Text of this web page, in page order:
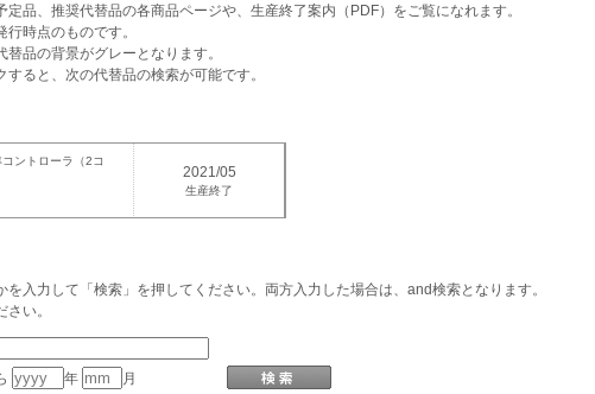
品、推奨代替品の各商品ページや、生産終了案内（PDF）をご覧になれます。
時点のものです。
品の背景がグレーとなります。
ると、次の代替品の検索が可能です。
ントローラ（2コ
2021/05
生産終了
入力して「検索」を押してください。両方入力した場合は、and検索となります。
い。
年 月